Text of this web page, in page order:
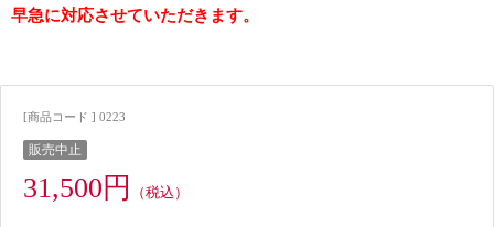
早急に対応させていただきます。
[商品コード ] 0223
販売中止
31,500円 （税込）